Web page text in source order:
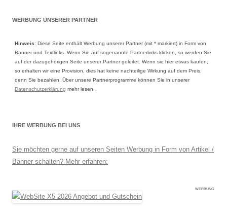
WERBUNG UNSERER PARTNER
Hinweis: Diese Seite enthält Werbung unserer Partner (mit * markiert) in Form von
Banner und Textlinks. Wenn Sie auf sogenannte Partnerlinks klicken, so werden Sie
auf der dazugehörigen Seite unserer Partner geleitet. Wenn sie hier etwas kaufen,
so erhalten wir eine Provision, dies hat keine nachteilige Wirkung auf dem Preis,
denn Sie bezahlen. Über unsere Partnerprogramme können Sie in unserer
Datenschutzerklärung mehr lesen.
IHRE WERBUNG BEI UNS
Sie möchten gerne auf unseren Seiten Werbung in Form von Artikel /
Banner schalten? Mehr erfahren:
WERBUNG